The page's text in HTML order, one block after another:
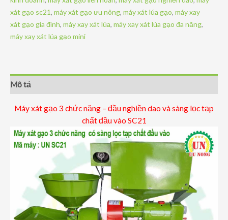
sàng
tạp
vào
số
lượng
xát gạo sc21, máy xát gạo ưu nông, máy xát lúa gạo, máy xay
xát gạo gia đình, máy xay xát lúa, máy xay xát lúa gạo đa năng,
máy xay xát lúa gạo mini
Mô tả
Máy xát gạo 3 chức năng – đầu nghiền dao và sàng lọc tạp
chất đầu vào SC21